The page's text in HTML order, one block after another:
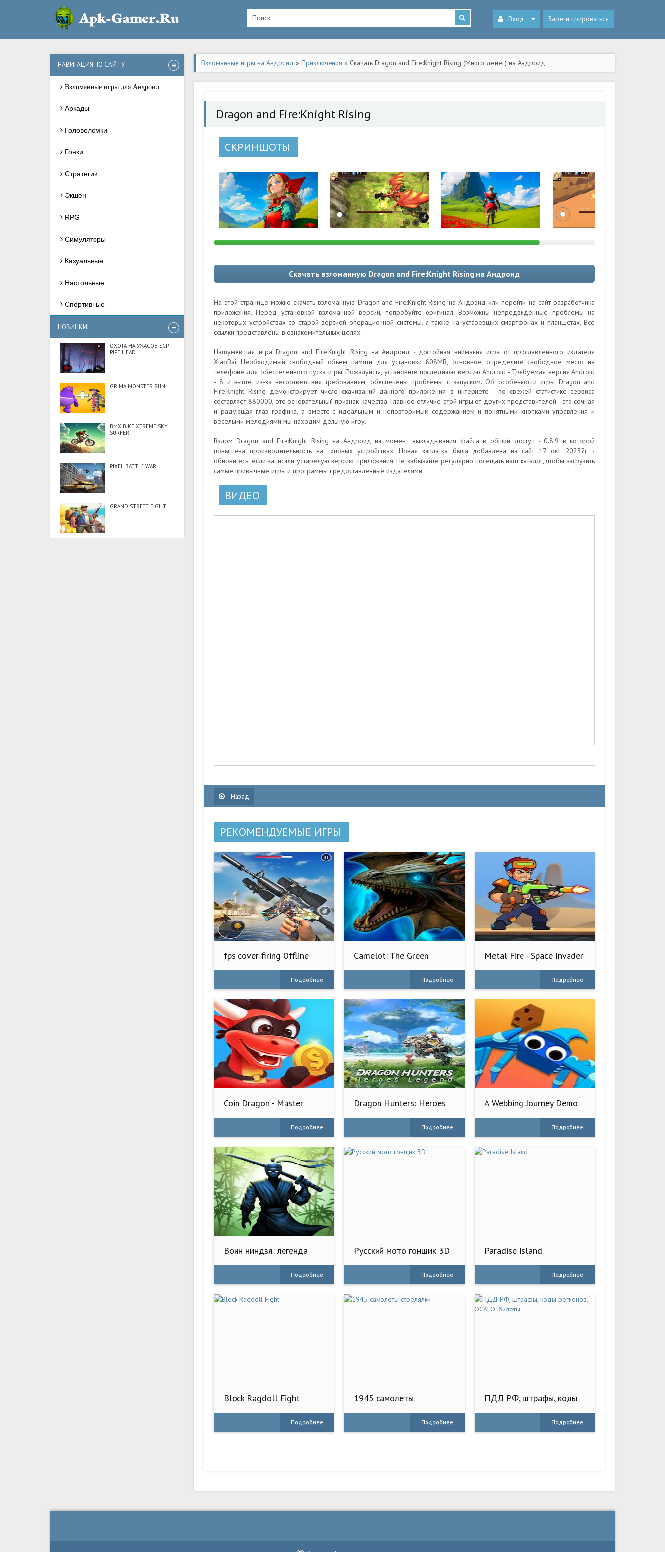
Вход Зарегистрироваться
НАВИГАЦИЯ ПО САЙТУ
Взломанные игры для Андроид
Аркады
Головоломки
Гонки
Стратегии
Экшен
RPG
Симуляторы
Казуальные
Настольные
Спортивные
НОВИНКИ
ОХОТА НА УЖАСОВ SCP
PIPE HEAD
GRIMA MONSTER RUN
BMX BIKE XTREME SKY
SURFER
PIXEL BATTLE WAR
GRAND STREET FIGHT
Взломанные игры на Андроид » Приключения » Скачать Dragon and Fire:Knight Rising (Много денег) на Андроид
Dragon and Fire:Knight Rising
СКРИНШОТЫ
Скачать взломанную Dragon and Fire:Knight Rising на Андроид
На этой странице можно скачать взломанную Dragon and Fire:Knight Rising на Андроид или перейти на сайт разработчика
приложения. Перед установкой взломанной версии, попробуйте оригинал. Возможны непредвиденные проблемы на
некоторых устройствах со старой версией операционной системы, а также на устаревших смартфонах и планшетах. Все
ссылки представлены в ознакомительных целях.
Нашумевшая игра Dragon and Fire:Knight Rising на Андроид - достойная внимания игра от прославленного издателя
XiaoBai. Необходимый свободный объем памяти для установки 808MB, основное, определите свободное место на
телефоне для обеспеченного пуска игры. Пожалуйста, установите последнюю версию Android - Требуемая версия Android
- 8 и выше, из-за несоответствия требованиям, обеспечены проблемы с запуском. Об особенности игры Dragon and
Fire:Knight Rising демонстрирует число скачиваний данного приложения в интернете - по свежей статистике сервиса
составляет 880000, это основательный признак качества. Главное отличие этой игры от других представителей - это сочная
и радующая глаз графика, а вместе с идеальным и неповторимым содержанием и понятными кнопками управления и
веселыми мелодиями мы находим дельную игру.
Взлом Dragon and Fire:Knight Rising на Андроид на момент выкладывания файла в общий доступ - 0.8.9 в которой
повышена производительность на топовых устройствах. Новая заплатка была добавлена на сайт 17 окт. 2023?г. -
обновитесь, если записали устарелую версию приложения. Не забывайте регулярно посещать наш каталог, чтобы загрузить
самые привычные игры и программы предоставленные издателями.
ВИДЕО
Назад
РЕКОМЕНДУЕМЫЕ ИГРЫ
fps cover firing Offline
Подробнее
Camelot: The Green
Подробнее
Metal Fire - Space Invader
Подробнее
Coin Dragon - Master
Подробнее
Dragon Hunters: Heroes
Подробнее
A Webbing Journey Demo
Подробнее
Воин ниндзя: легенда
Подробнее
Русский мото гонщик 3D
Подробнее
Paradise Island
Подробнее
Block Ragdoll Fight
Подробнее
1945 самолеты
Подробнее
ПДД РФ, штрафы, коды
Подробнее